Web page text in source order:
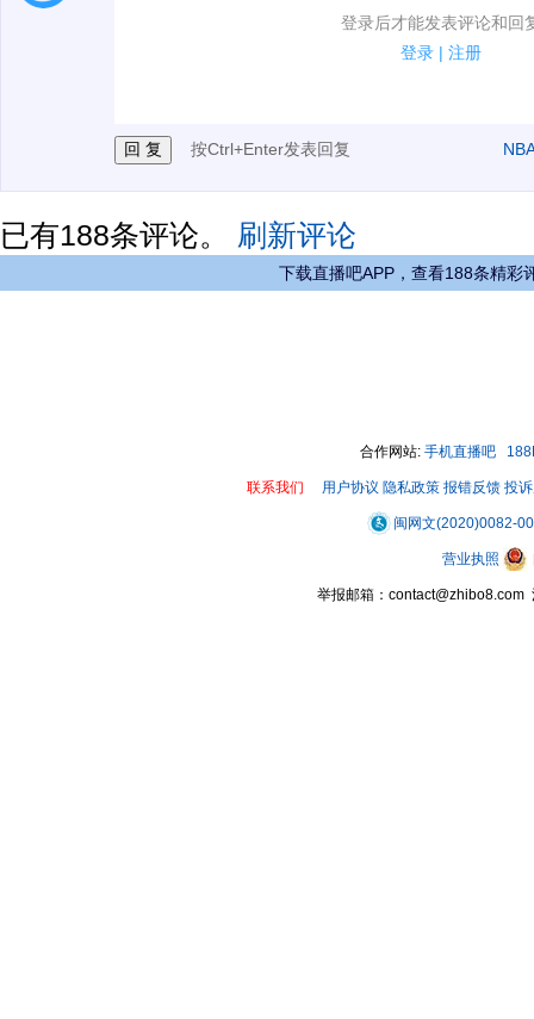
登录后才能发表评论和回
登录 | 注册
1.电脑端新用户可以发表评论了！
按Ctrl+Enter发表回复
已有188条评论。 刷新评论
下载直播吧APP，查看188条精彩
合作网站: 手机直播吧
联系我们 用户协议 隐私政策 报错反馈 投
闽网文(2020)0082-
营业执照
举报邮箱：